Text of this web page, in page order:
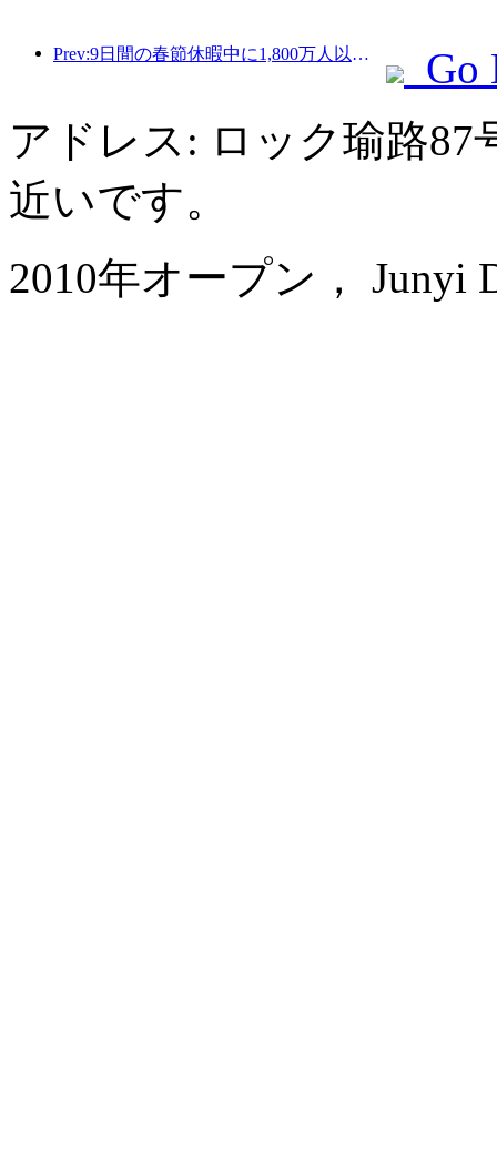
Prev:9日間の春節休暇中に1,800万人以上が国内外を旅行すると予想されている。
Go
アドレス: ロック瑜路
近いです。
2010年オープン， Junyi